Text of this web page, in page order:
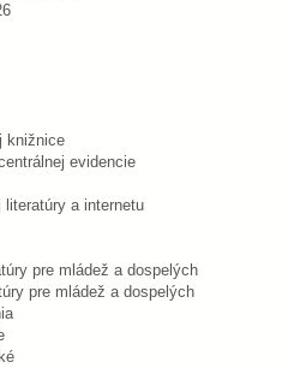
knižnice
evidencie
literatúry a internetu
pre mládež a dospelých
pre mládež a dospelých